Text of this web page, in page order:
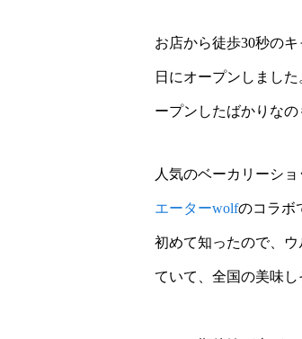
お店から徒歩30秒の
日にオープンしまし
ープンしたばかりなの
人気のベーカリーシ
エーターwolfのコラボ
初めて知ったので、ウ
ていて、全国の美味し